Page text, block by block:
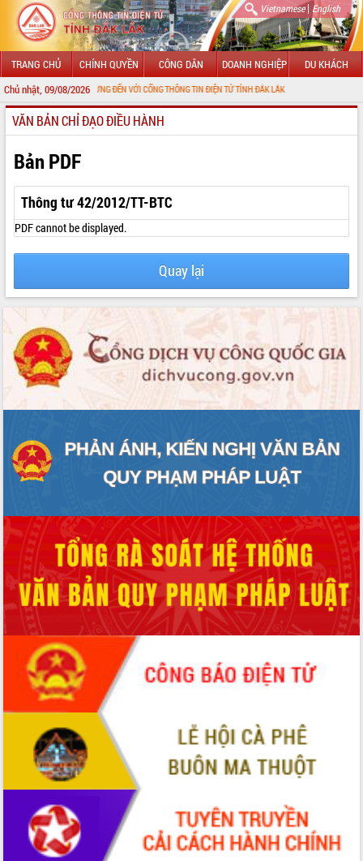
Vietnamese| English
TRANG CHỦ CHÍNH QUYỀN CÔNG DÂN DOANH NGHIỆP DU KHÁCH
Chủ nhật, 09/08/2026
CHÀO MỪNG ĐẾN VỚI CỔNG THÔNG TIN ĐIỆN TỬ TỈNH ĐẮK LẮK
GIỚI THIỆU
LÃNH ĐẠO UBND TỈNH
TIN TỨC SỰ KIỆN
SỞ, BAN, NGÀNH
UBND CÁC XÃ, PHƯỜNG
THÔNG TIN CHỈ ĐẠO ĐIỀU HÀNH
VĂN BẢN HĐND TỈNH
ĐIỂM TIN VĂN BẢN
VIDEO
Không có file video nào để phát.
ALBUM ẢNH
VĂN BẢN CHỈ ĐẠO ĐIỀU HÀNH
Bản PDF
Thông tư 42/2012/TT-BTC
PDF cannot be displayed.
Quay lại